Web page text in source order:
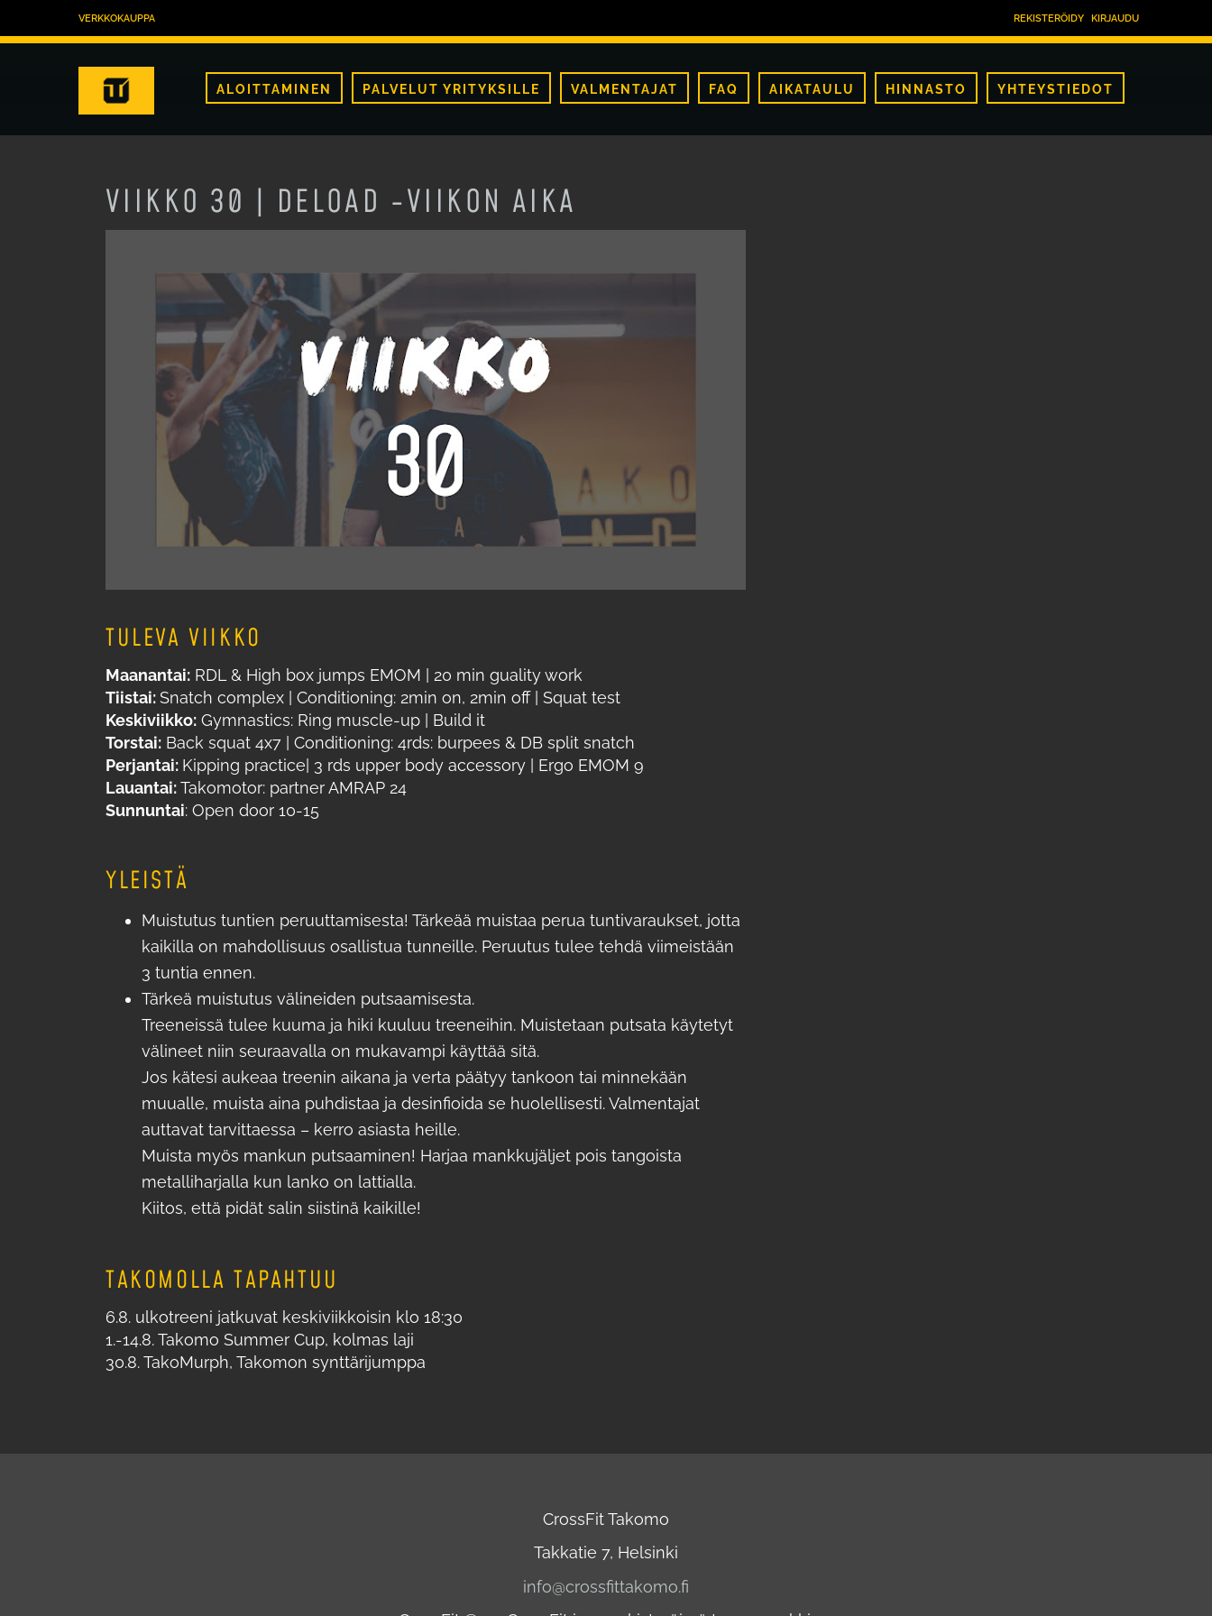
VERKKOKAUPPA REKISTERÖIDY KIRJAUDU
ALOITTAMINEN PALVELUT YRITYKSILLE VALMENTAJAT FAQ AIKATAULU HINNASTO YHTEYSTIEDOT
VIIKKO 30 | DELOAD -VIIKON AIKA
TULEVA VIIKKO
Maanantai: RDL & High box jumps EMOM | 20 min guality work
Tiistai: Snatch complex | Conditioning: 2min on, 2min off | Squat test
Keskiviikko: Gymnastics: Ring muscle-up | Build it
Torstai: Back squat 4x7 | Conditioning: 4rds: burpees & DB split snatch
Perjantai: Kipping practice| 3 rds upper body accessory | Ergo EMOM 9
Lauantai:Takomotor: partner AMRAP 24
Sunnuntai: Open door 10-15
YLEISTÄ
Muistutus tuntien peruuttamisesta! Tärkeää muistaa perua tuntivaraukset, jotta
kaikilla on mahdollisuus osallistua tunneille. Peruutus tulee tehdä viimeistään
3 tuntia ennen.
Tärkeä muistutus välineiden putsaamisesta.
Treeneissä tulee kuuma ja hiki kuuluu treeneihin. Muistetaan putsata käytetyt
välineet niin seuraavalla on mukavampi käyttää sitä.
Jos kätesi aukeaa treenin aikana ja verta päätyy tankoon tai minnekään
muualle, muista aina puhdistaa ja desinfioida se huolellisesti. Valmentajat
auttavat tarvittaessa – kerro asiasta heille.
Muista myös mankun putsaaminen! Harjaa mankkujäljet pois tangoista
metalliharjalla kun lanko on lattialla.
​​​​​​​Kiitos, että pidät salin siistinä kaikille!
TAKOMOLLA TAPAHTUU
6.8. ulkotreeni jatkuvat keskiviikkoisin klo 18:30
1.-14.8. Takomo Summer Cup, kolmas laji
30.8. TakoMurph, Takomon synttärijumppa
CrossFit Takomo
Takkatie 7, Helsinki
info@crossfittakomo.fi